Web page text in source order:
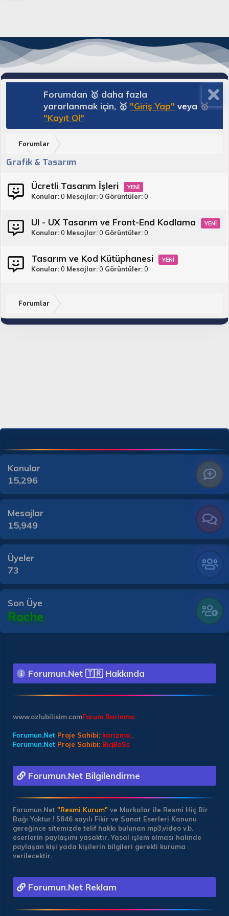
Forumdan 🥇 daha fazla
yararlanmak için, 🥇 "Giriş Yap" veya 🥇
"Kayıt Ol"
Forumlar
Grafik & Tasarım
Ücretli Tasarım İşleri
Konular 0 Mesajlar 0 Görüntüler 0
UI - UX Tasarım ve Front-End Kodlama
Konular 0 Mesajlar 0 Görüntüler 0
Tasarım ve Kod Kütüphanesi
Konular 0 Mesajlar 0 Görüntüler 0
Forumlar
Konular
15,296
Mesajlar
15,949
Üyeler
73
Son Üye
Rache
Forumun.Net 🇹🇷 Hakkında
Forum Barinma:
www.ozlubilisim.com
Forumun.Net Proje Sahibi: karizma_
Forumun.Net Proje Sahibi: BiqBoSs
Forumun.Net Bilgilendirme
Forumun.Net "Resmi Kurum" ve Markalar ile Resmi Hiç Bir
Bağı Yoktur.! 5846 sayılı Fikir ve Sanat Eserleri Kanunu
gereğince sitemizde telif hakkı bulunan mp3,video v.b.
eserlerin paylaşımı yasaktır. Yasal işlem olması halinde
paylaşan kişi yada kişilerin bilgileri gerekli kuruma
verilecektir.
Forumun.Net Reklam